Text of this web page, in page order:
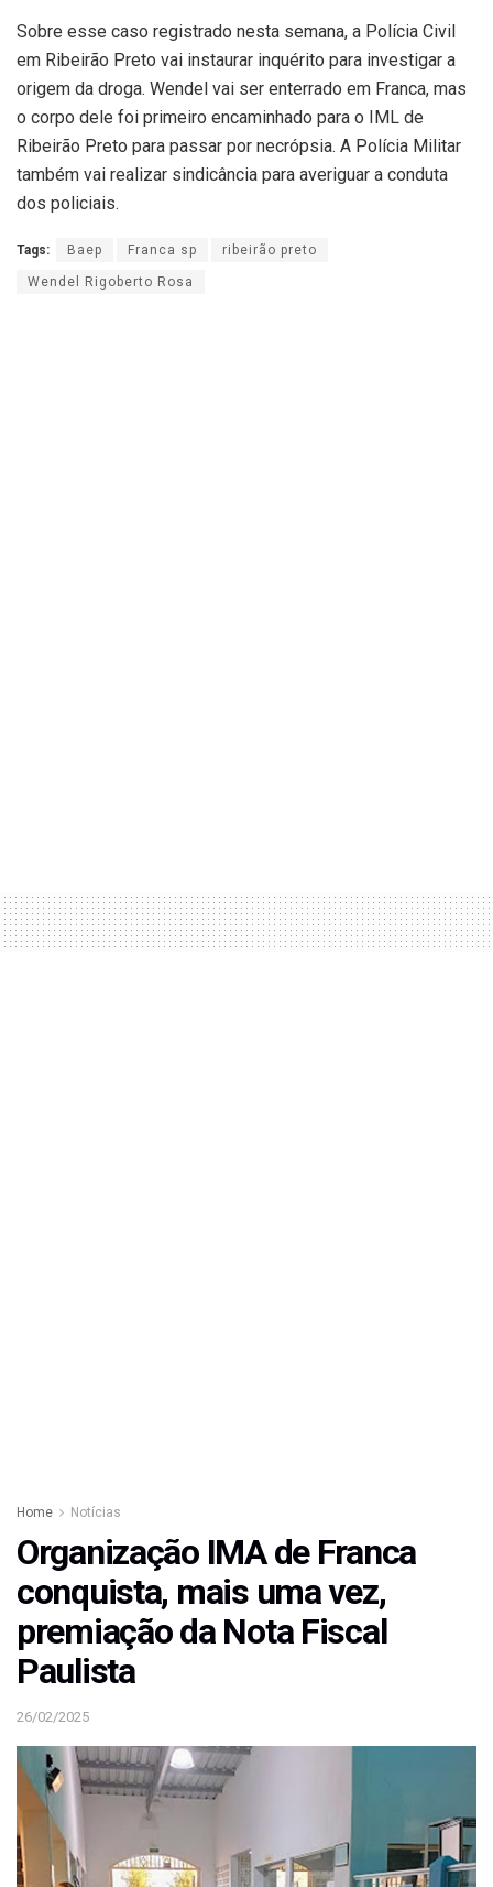
Sobre esse caso registrado nesta semana, a Polícia Civil
em Ribeirão Preto vai instaurar inquérito para investigar a
origem da droga. Wendel vai ser enterrado em Franca, mas
o corpo dele foi primeiro encaminhado para o IML de
Ribeirão Preto para passar por necrópsia. A Polícia Militar
também vai realizar sindicância para averiguar a conduta
dos policiais.
Tags: Baep Franca sp ribeirão preto
Wendel Rigoberto Rosa
Home Notícias
Organização IMA de Franca
conquista, mais uma vez,
premiação da Nota Fiscal
Paulista
26/02/2025